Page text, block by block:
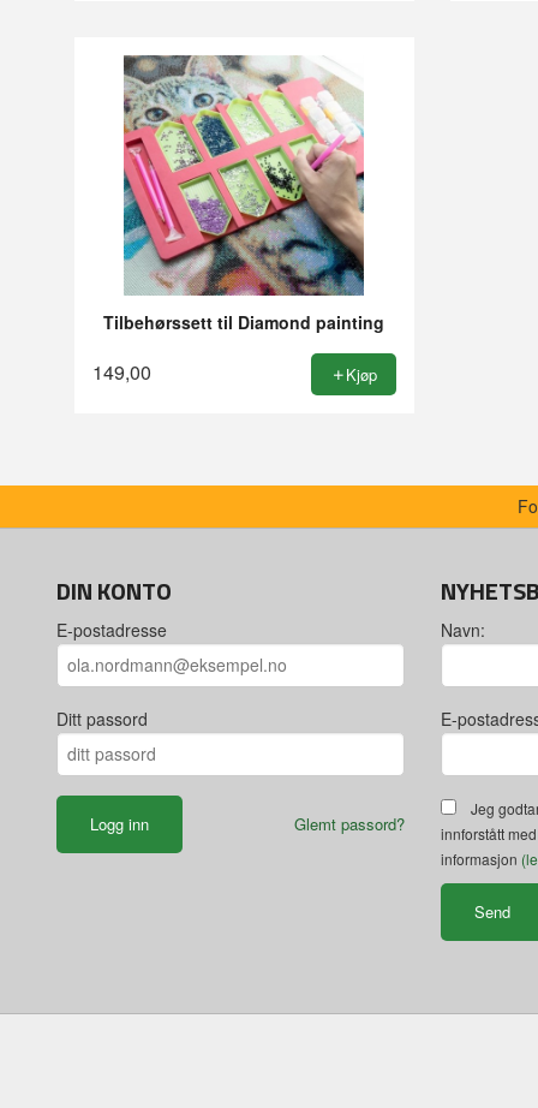
Tilbehørssett til Diamond painting
149,00 Kjøp
DIN KONTO
E-postadresse
Ditt passord
Glemt passord?
Navn:
E-
Jeg
innforstått
informasjon